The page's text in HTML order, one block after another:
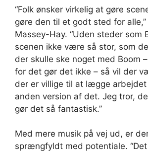
“Folk ønsker virkelig at gøre
gøre den til et godt sted for
Massey-Hay. “Uden steder som
scenen ikke være så stor, som
der skulle ske noget med Boom
for det gør det ikke – så vil der
der er villige til at lægge arbejdet
anden version af det. Jeg tror,
gør det så fantastisk.”
Med mere musik på vej ud, er
sprængfyldt med potentiale.